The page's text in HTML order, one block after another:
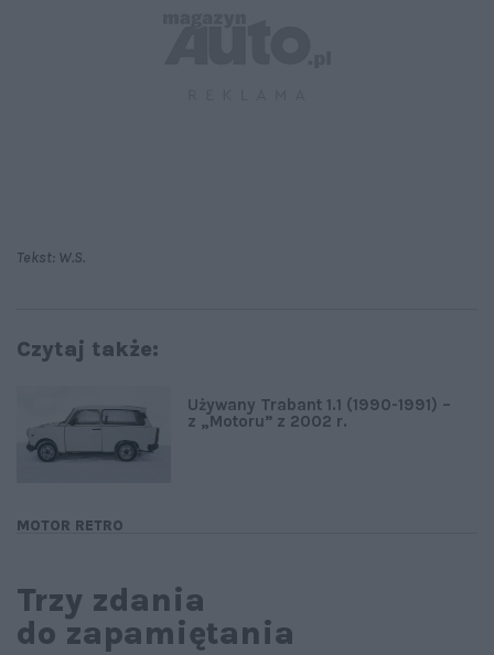
Tekst: W.S.
Czytaj także:
MOTOR RETRO
Używany Trabant 1.1 (1990-1991) –
z „Motoru” z 2002 r.
Trzy zdania
do zapamiętania